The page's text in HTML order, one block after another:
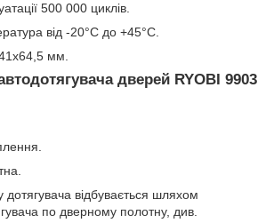
500 000 циклів.
від -20°С до +45°С.
мм.
дверей RYOBI 9903
дотягувача відбувається шляхом
по дверному полотну, див.